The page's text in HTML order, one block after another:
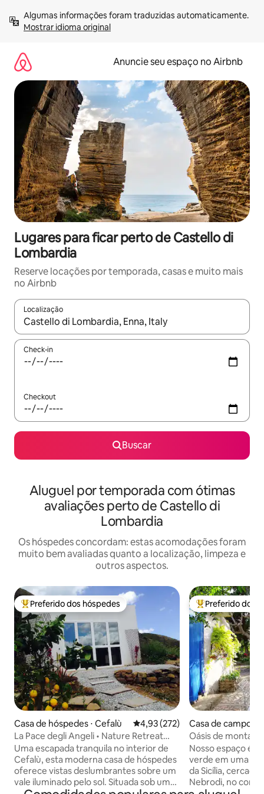
para
Mostrar idioma original
Anuncie seu espaço no Airbnb
Lugares para ficar perto de Castello di
Lombardia
Reserve locações por temporada, casas e muito mais
no Airbnb
Localização
Quando os resultados estiverem disponíveis, explore-os
Check-in
Checkout
Buscar
Aluguel por temporada com ótimas
avaliações perto de Castello di
Lombardia
Os hóspedes concordam: estas acomodações foram
muito bem avaliadas quanto a localização, limpeza e
outros aspectos.
Entre os melhores preferidos dos hóspedes
Preferido dos hóspedes
Casa de hóspedes ⋅ Cefalù 4,93 de uma avaliação média de
4,93 (272)
La Pace degli Angeli • Nature Retreat
perto de Cefalù
Uma escapada tranquila no interior de
Cefalù, esta moderna casa de hóspedes
oferece vistas deslumbrantes sobre um
vale iluminado pelo sol. Situada sob uma
Entre os
Preferido dos
Casa de campo ⋅
Oásis de
(Smart W.)
Nosso espaço é
verde em uma
da Sicília,
Nebrodi, no